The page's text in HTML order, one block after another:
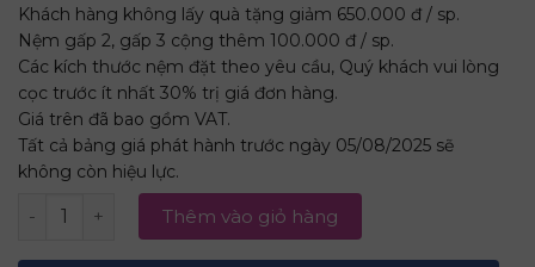
Khách hàng không lấy quà tặng giảm 650.000 đ / sp.
Nệm gấp 2, gấp 3 cộng thêm 100.000 đ / sp.
Các kích thước nệm đặt theo yêu cầu, Quý khách vui lòng
cọc trước ít nhất 30% trị giá đơn hàng.
Giá trên đã bao gồm VAT.
Tất cả bảng giá phát hành trước ngày 05/08/2025 sẽ
không còn hiệu lực.
Nệm Cao Su Foam Hoạt Tính Cao Cấp 1m4 x 2m x 10cm
Thêm vào giỏ hàng